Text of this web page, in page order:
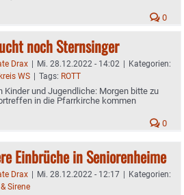
0
noch Sternsinger
Drax | Mi. 28.12.2022 - 14:02 | Kategorien:
WS | Tags: ROTT
Kinder und Jugendliche: Morgen bitte zu
in die Pfarrkirche kommen
0
Einbrüche in Seniorenheime
Drax | Mi. 28.12.2022 - 12:17 | Kategorien:
Sirene